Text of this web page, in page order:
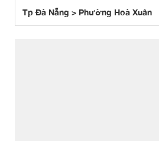
Tp Đà Nẵng > Phường Hoà Xuân